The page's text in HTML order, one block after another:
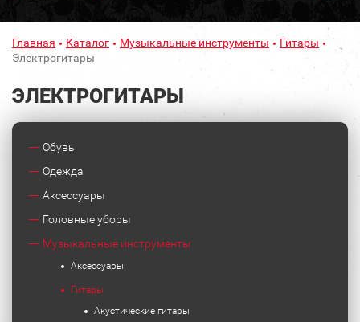
Главная Каталог Музыкальные инструменты
Гитары
Электрогитары
ЭЛЕКТРОГИТАРЫ
Обувь
Одежда
Аксессуары
Головные уборы
Музыкальные инструменты
Аксессуары
Гитары
Акустические гитары